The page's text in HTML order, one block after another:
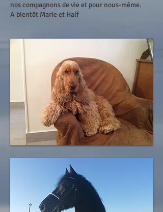
noscompagnons de vie et pour nous-même.
A bientôt Marie et Half